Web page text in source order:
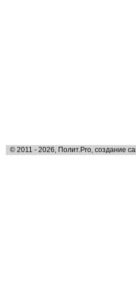
© 2011 - 2026, Полит.Pro, создание